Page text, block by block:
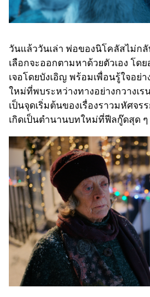
วันแล้ววันเล่า พ่อของนิโคลัสไม่กลั
เลือกจะออกตามหาด้วยตัวเอง โ
เจอโดยบังเอิญ พร้อมเพื่อนรู้ใจอย่า
ใหม่ที่พบระหว่างทางอย่างกวางเร
เป็นจุดเริ่มต้นของเรื่องราวมหัศจ
เกิดเป็นตำนานบทใหม่ที่ฟีลกู๊ดสุด ๆ